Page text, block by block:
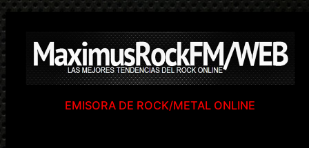
EMISORA DE ROCK/METAL ONLINE